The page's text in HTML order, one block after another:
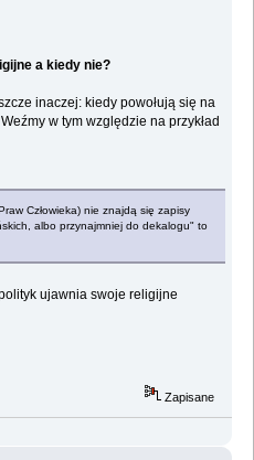
a kiedy nie?
inaczej: kiedy powołują się na
w tym względzie na przykład
Człowieka) nie znajdą się zapisy
albo przynajmniej do dekalogu" to
ujawnia swoje religijne
Zapisane